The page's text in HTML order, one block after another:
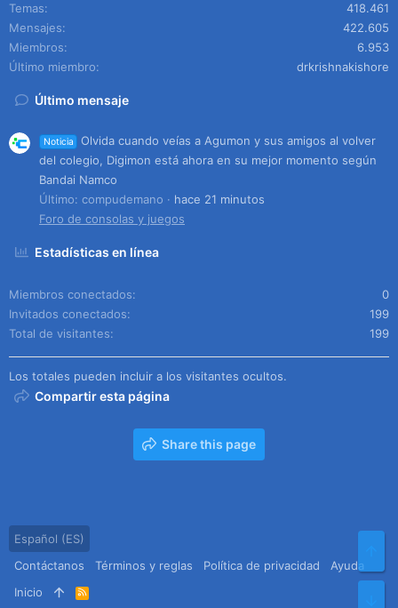
Temas
418.461
Mensajes
422.605
Miembros
6.953
Último miembro
drkrishnakishore
Último mensaje
Noticia
Olvida cuando veías a Agumon y sus amigos al volver
del colegio, Digimon está ahora en su mejor momento según
Bandai Namco
Último: compudemano
hace 21 minutos
Foro de consolas y juegos
Estadísticas en línea
Miembros conectados
0
Invitados conectados
199
Total de visitantes
199
Los totales pueden incluir a los visitantes ocultos.
Compartir esta página
Share this page
Español (ES)
Contáctanos
Términos y reglas Política de privacidad
Ayuda
Inicio
R
S